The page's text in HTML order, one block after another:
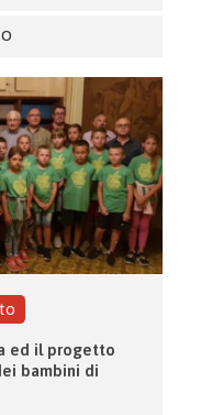
ed il progetto
bambini di